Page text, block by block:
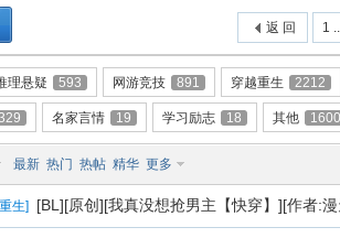
1
返 回
理悬疑 593 网游竞技 891 穿越重生 2212
名家言情 19 学习励志 18 其他 1600
最新 热门 热帖 精华 更多
生] [BL][原创][我真没想抢男主【快穿】][作者:漫